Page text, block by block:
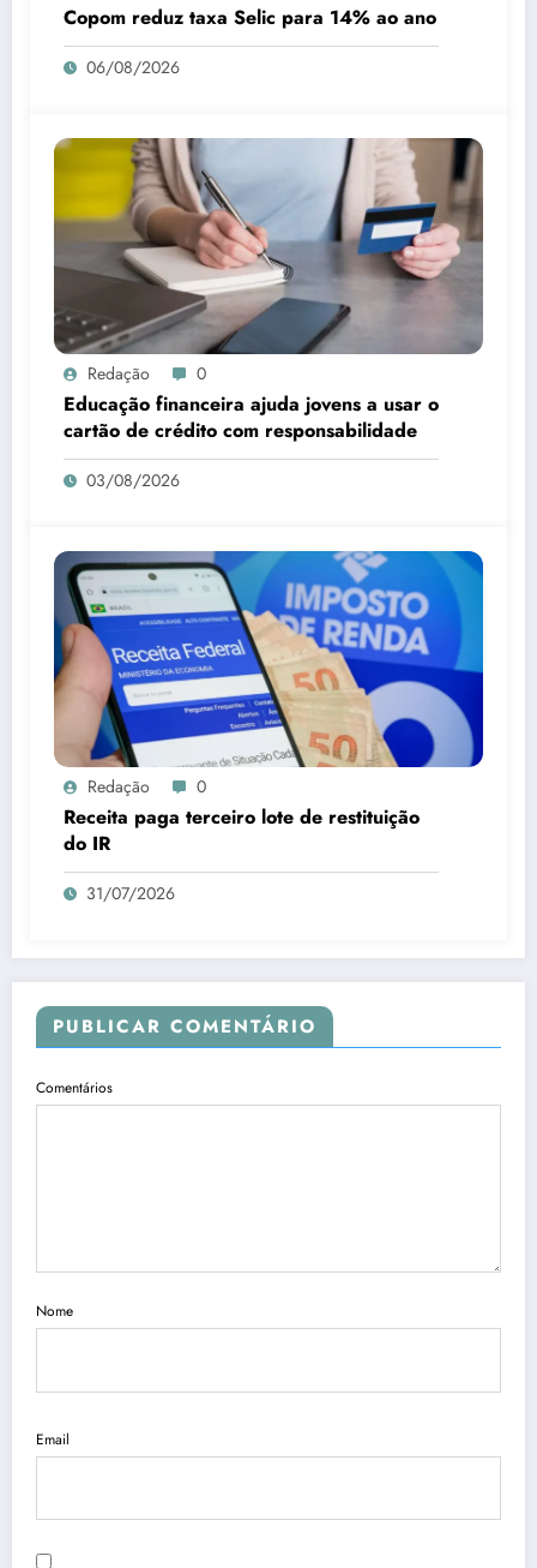
Copom reduz taxa Selic para 14% ao ano
06/08/2026
Redação 0
Educação financeira ajuda jovens a usar o
cartão de crédito com responsabilidade
03/08/2026
Redação 0
Receita paga terceiro lote de restituição
do IR
31/07/2026
PUBLICAR COMENTÁRIO
Comentários
Nome
Email